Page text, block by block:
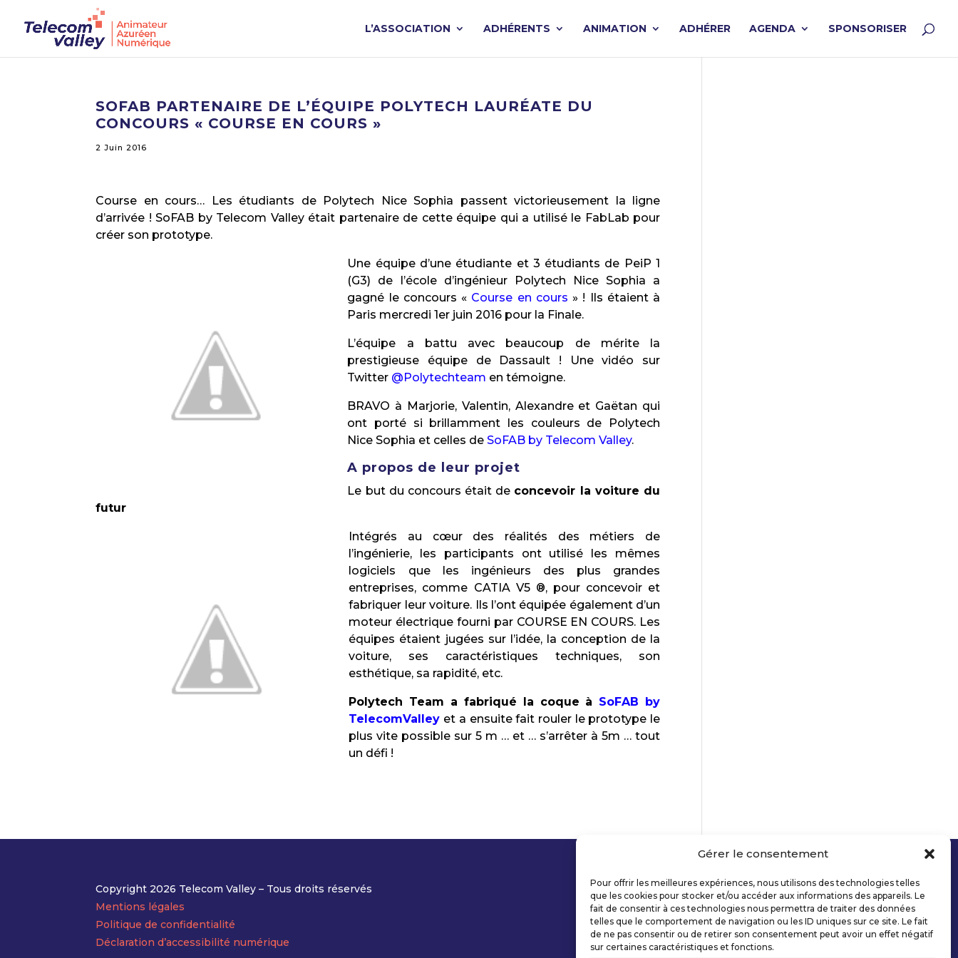
Gérer le consentement
Pour offrir les meilleures expériences, nous utilisons des technologies telles
que les cookies pour stocker et/ou accéder aux informations des appareils. Le
fait de consentir à ces technologies nous permettra de traiter des données
telles que le comportement de navigation ou les ID uniques sur ce site. Le fait
de ne pas consentir ou de retirer son consentement peut avoir un effet négatif
sur certaines caractéristiques et fonctions.
L’ASSOCIATION ADHÉRENTS ANIMATION ADHÉRER AGENDA SPONSORISER
SOFAB PARTENAIRE DE L’ÉQUIPE POLYTECH LAURÉATE DU
CONCOURS « COURSE EN COURS »
2 Juin 2016
Course en cours… Les étudiants de Polytech Nice Sophia passent victorieusement la ligne
d’arrivée ! SoFAB by Telecom Valley était partenaire de cette équipe qui a utilisé le FabLab pour
créer son prototype.
Une équipe d’une étudiante et 3 étudiants de PeiP 1
(G3) de l’école d’ingénieur Polytech Nice Sophia a
gagné le concours « Course en cours » ! Ils étaient à
Paris mercredi 1er juin 2016 pour la Finale.
L’équipe a battu avec beaucoup de mérite la
prestigieuse équipe de Dassault ! Une vidéo sur
Twitter @Polytechteam en témoigne.
BRAVO à Marjorie, Valentin, Alexandre et Gaëtan qui
ont porté si brillamment les couleurs de Polytech
Nice Sophia et celles deSoFAB by Telecom Valley.
A propos de leur projet
Le but du concours était de concevoir la voiture du
futur
Intégrés au cœur des réalités des métiers de
l’ingénierie, les participants ont utilisé les mêmes
logiciels que les ingénieurs des plus grandes
entreprises, comme CATIA V5 ®, pour concevoir et
fabriquer leur voiture. Ils l’ont équipée également d’un
moteur électrique fourni par COURSE EN COURS. Les
équipes étaient jugées sur l’idée, la conception de la
voiture, ses caractéristiques techniques, son
esthétique, sa rapidité, etc.
Polytech Team a fabriqué la coque à SoFAB by
TelecomValley et a ensuite fait rouler le prototype le
plus vite possible sur 5 m … et … s’arrêter à 5m … tout
un défi !
Copyright 2026 Telecom Valley – Tous droits réservés
Mentions légales
Politique de confidentialité
Déclaration d’accessibilité numérique